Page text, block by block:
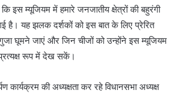
इस म्यूजियम में हमारे जनजातीय क्षेत्रों की बहुरंगी
है। यह झलक दर्शकों को इस बात के लिए प्रेरित
घूमने जाएं और जिन चीजों को उन्होंने इस म्यूजियम
रूप में देख सकें।
कार्यक्रम की अध्यक्षता कर रहे विधानसभा अध्यक्ष